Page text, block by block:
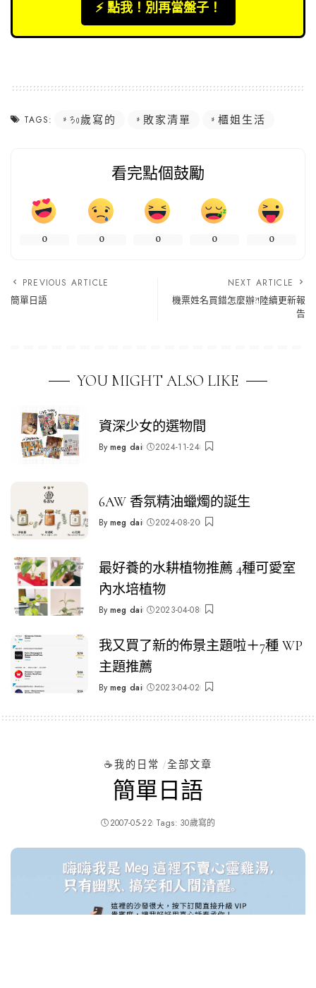
⚡️ 點我！別再當盤子！
TAGS: 30歲寫的 敗家清單 櫃姐生活
看完點個鼓勵
0 0 0 0 0
PREVIOUS ARTICLE
簡單日語
NEXT ARTICLE
機票姓名買錯怎麼辦?!陸續更新報
告
YOU MIGHT ALSO LIKE
資深少女的選物間
Posted
By meg dai 2024-11-24
6AW 香氛精油蠟燭的誕生
Posted
By meg dai 2024-08-20
最好養的水耕植物推薦 4種可愛室
內水培植物
Posted
By meg dai 2023-04-08
我又買了新的佈景主題啦＋7種 WP
主題推薦
Posted
By meg dai 2023-04-02
☕️我的日常 全部文章
簡單日語
2007-05-22 Tags: 30歲寫的